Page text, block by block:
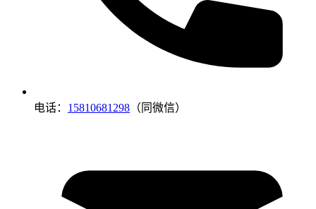
电话： 15810681298 （同微信）